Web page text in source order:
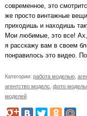
современное, это
же просто винтажные
приходишь и находишь
Мои любимые, это все!
я расскажу вам в своем
понравилось это видео.
Категории: работа моделью
агентство моделс фото
моделей